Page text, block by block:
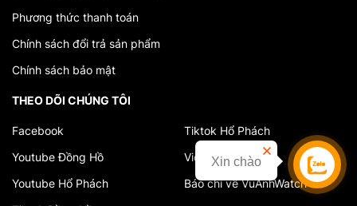
Phương thức thanh toán
Chính sách đổi trả sản phẩm
Chính sách bảo mật
THEO DÕI CHÚNG TÔI
Facebook
Youtube Đồng Hồ
Youtube Hổ Phách
Tiktok Hổ Phách
Video cửa hàng
Báo chí về VuAnhWatch
Liên hệ
Xin chào